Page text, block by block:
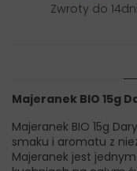
Zwroty do 14dni
Majeranek BIO 15g
Majeranek BIO 15g
smaku i aromatu z
Majeranek jest